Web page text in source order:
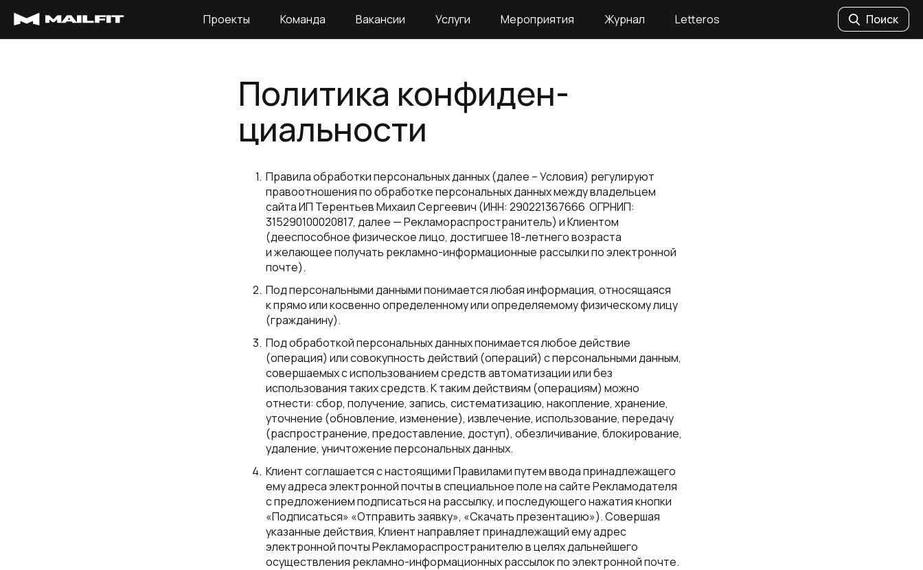
Проекты Команда Вакансии Услуги Мероприятия Журнал Letteros Поиск
Политика конфиден­
циальности
Правила обработки персональных данных (далее – Условия) регулируют
правоотношения по обработке персональных данных между владельцем
сайта ИП Терентьев Михаил Сергеевич (ИНН: 290221367666 ОГРНИП:
315290100020817, далее — Рекламораспространитель) и Клиентом
(дееспособное физическое лицо, достигшее 18-летнего возраста
и желающее получать рекламно-информационные рассылки по электронной
почте).
Под персональными данными понимается любая информация, относящаяся
к прямо или косвенно определенному или определяемому физическому лицу
(гражданину).
Под обработкой персональных данных понимается любое действие
(операция) или совокупность действий (операций) с персональными данным,
совершаемых с использованием средств автоматизации или без
использования таких средств. К таким действиям (операциям) можно
отнести: сбор, получение, запись, систематизацию, накопление, хранение,
уточнение (обновление, изменение), извлечение, использование, передачу
(распространение, предоставление, доступ), обезличивание, блокирование,
удаление, уничтожение персональных данных.
Клиент соглашается с настоящими Правилами путем ввода принадлежащего
ему адреса электронной почты в специальное поле на сайте Рекламодателя
с предложением подписаться на рассылку, и последующего нажатия кнопки
«Подписаться» «Отправить заявку», «Скачать презентацию»). Совершая
указанные действия, Клиент направляет принадлежащий ему адрес
электронной почты Рекламораспространителю в целях дальнейшего
осуществления рекламно-информационных рассылок по электронной почте.